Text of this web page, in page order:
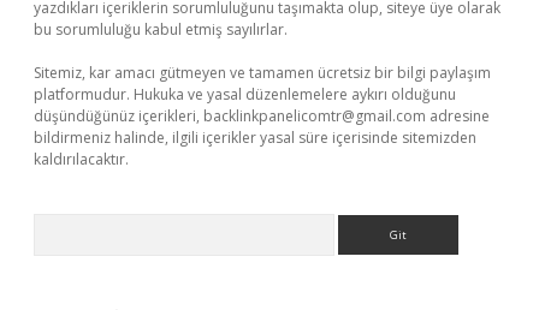
yazdıkları içeriklerin sorumluluğunu taşımakta olup, siteye üye olarak
bu sorumluluğu kabul etmiş sayılırlar.
Sitemiz, kar amacı gütmeyen ve tamamen ücretsiz bir bilgi paylaşım
platformudur. Hukuka ve yasal düzenlemelere aykırı olduğunu
düşündüğünüz içerikleri, backlinkpanelicomtr@gmail.com adresine
bildirmeniz halinde, ilgili içerikler yasal süre içerisinde sitemizden
kaldırılacaktır.